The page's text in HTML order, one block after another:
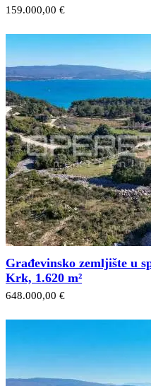
159.000,00 €
Građevinsko zemljište u
Krk, 1.620 m²
648.000,00 €